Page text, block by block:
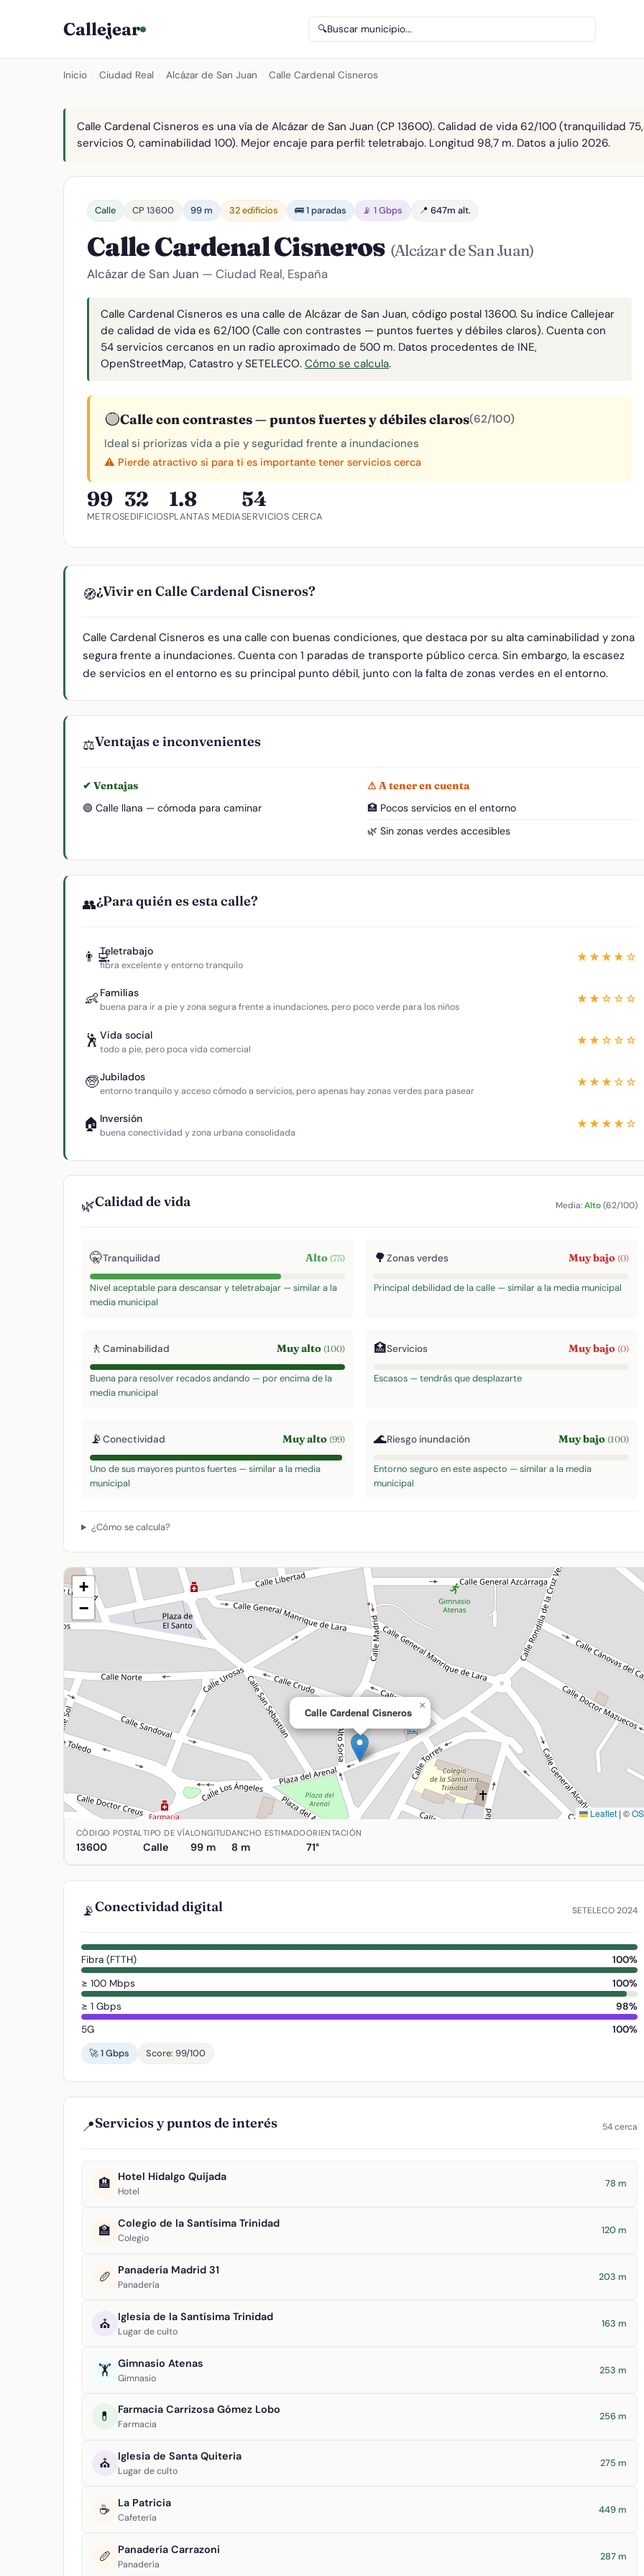
Callejear 🔍Buscar municipio...
Inicio Ciudad Real Alcázar de San Juan Calle Cardenal Cisneros
Calle Cardenal Cisneros es una vía de Alcázar de San Juan (CP 13600). Calidad de vida 62/100 (tranquilidad 75,
servicios 0, caminabilidad 100). Mejor encaje para perfil: teletrabajo. Longitud 98,7 m. Datos a julio 2026.
Calle CP 13600 99 m 32 edificios 🚌 1 paradas 📡 1 Gbps 📍 647m alt.
Calle Cardenal Cisneros (Alcázar de San Juan)
Alcázar de San Juan — Ciudad Real, España
Calle Cardenal Cisneros es una calle de Alcázar de San Juan, código postal 13600. Su índice Callejear
de calidad de vida es 62/100 (Calle con contrastes — puntos fuertes y débiles claros). Cuenta con
54 servicios cercanos en un radio aproximado de 500 m. Datos procedentes de INE,
OpenStreetMap, Catastro y SETELECO. Cómo se calcula.
🟡Calle con contrastes — puntos fuertes y débiles claros(62/100)
Ideal si priorizas vida a pie y seguridad frente a inundaciones
⚠️ Pierde atractivo si para ti es importante tener servicios cerca
99
METROS
32
EDIFICIOS
1.8
PLANTAS MEDIA
54
SERVICIOS CERCA
🧭¿Vivir en Calle Cardenal Cisneros?
Calle Cardenal Cisneros es una calle con buenas condiciones, que destaca por su alta caminabilidad y zona
segura frente a inundaciones. Cuenta con 1 paradas de transporte público cerca. Sin embargo, la escasez
de servicios en el entorno es su principal punto débil, junto con la falta de zonas verdes en el entorno.
⚖️Ventajas e inconvenientes
✔ Ventajas
🟢 Calle llana — cómoda para caminar
⚠ A tener en cuenta
🏥 Pocos servicios en el entorno
🌿 Sin zonas verdes accesibles
👥¿Para quién es esta calle?
👨‍💻Teletrabajo
fibra excelente y entorno tranquilo
★★★★☆
👶 Familias
buena para ir a pie y zona segura frente a inundaciones, pero poco verde para los niños
★★☆☆☆
🕺 Vida social
todo a pie, pero poca vida comercial
★★☆☆☆
🧓Jubilados
entorno tranquilo y acceso cómodo a servicios, pero apenas hay zonas verdes para pasear
★★★☆☆
🏠 Inversión
buena conectividad y zona urbana consolidada
★★★★☆
🌿Calidad de vida Media:Alto(62/100)
🤫Tranquilidad Alto (75)
Nivel aceptable para descansar y teletrabajar — similar a la
media municipal
🌳Zonas verdes Muy bajo (0)
Principal debilidad de la calle — similar a la media municipal
🚶 Caminabilidad Muy alto (100)
Buena para resolver recados andando — por encima de la
media municipal
🏥Servicios Muy bajo (0)
Escasos — tendrás que desplazarte
📡Conectividad Muy alto (99)
Uno de sus mayores puntos fuertes — similar a la media
municipal
🌊Riesgo inundación Muy bajo (100)
Entorno seguro en este aspecto — similar a la media
municipal
¿Cómo se calcula?
Calle Cardenal Cisneros
×
+
−
Leaflet | ©
Ubicación de Calle Cardenal Cisneros en Alcázar de San Juan, Ciudad Real. Coordenadas: latitud
CÓDIGO POSTAL
13600
TIPO DE VÍA
Calle
LONGITUD
99 m
ANCHO ESTIMADO
8 m
ORIENTACIÓN
71°
📡Conectividad digital SETELECO 2024
Fibra (FTTH)
100%
≥ 100 Mbps
100%
≥ 1 Gbps
98%
5G
100%
🚀 1 Gbps
Score: 99/100
📍Servicios y puntos de interés 54 cerca
🏨 Hotel Hidalgo Quijada
Hotel
78 m
🏫 Colegio de la Santísima Trinidad
Colegio
120 m
🥖 Panadería Madrid 31
Panadería
203 m
⛪ Iglesia de la Santísima Trinidad
Lugar de culto
163 m
🏋️ Gimnasio Atenas
Gimnasio
253 m
💊 Farmacia Carrizosa Gómez Lobo
Farmacia
256 m
⛪ Iglesia de Santa Quiteria
Lugar de culto
275 m
☕ La Patricia
Cafetería
449 m
🥖 Panadería Carrazoni
Panadería
287 m